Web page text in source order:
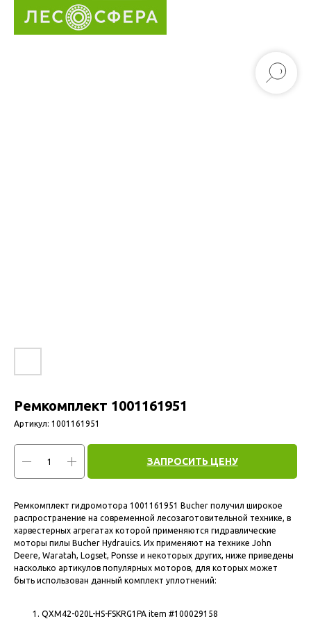
Ремкомплект 1001161951
Артикул: 1001161951
ЗАПРОСИТЬ ЦЕНУ
Ремкомплект гидромотора 1001161951 Bucher получил широкое
распространение на современной лесозаготовительной технике, в
харвестерных агрегатах которой применяются гидравлические
моторы пилы Bucher Hydrauics. Их применяют на технике John
Deere, Waratah, Logset, Ponsse и некоторых других, ниже приведены
насколько артикулов популярных моторов, для которых может
быть использован данный комплект уплотнений:
QXM42-020L-HS-FSKRG1PA item #100029158